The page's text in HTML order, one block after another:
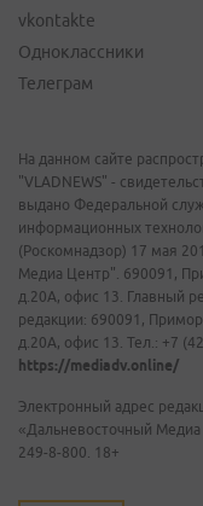
vkontakte
Одноклассники
Телеграм
На данном сайте
"VLADNEWS" -
выдано Федеральной
информационных
(Роскомнадзор) 17 мая
Медиа Центр". 690091,
д.20А, офис 13. Главный
редакции: 690091,
д.20А, офис 13. Тел.: +7
https://mediadv.online/
Электронный адрес
«Дальневосточный Медиа
249-8-800. 18+